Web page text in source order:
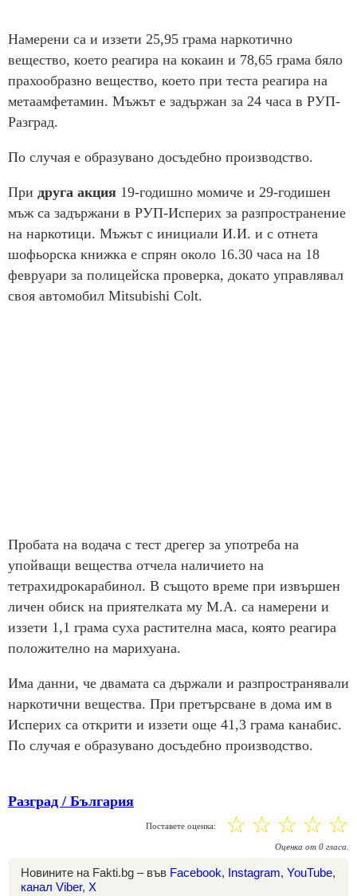
Намерени са и иззети 25,95 грама наркотично
вещество, което реагира на кокаин и 78,65 грама бяло
прахообразно вещество, което при теста реагира на
метаамфетамин. Мъжът е задържан за 24 часа в РУП-
Разград.
По случая е образувано досъдебно производство.
При друга акция 19-годишно момиче и 29-годишен
мъж са задържани в РУП-Исперих за разпространение
на наркотици. Мъжът с инициали И.И. и с отнета
шофьорска книжка е спрян около 16.30 часа на 18
февруари за полицейска проверка, докато управлявал
своя автомобил Mitsubishi Colt.
Пробата на водача с тест дрегер за употреба на
упойващи вещества отчела наличието на
тетрахидрокарабинол. В същото време при извършен
личен обиск на приятелката му М.А. са намерени и
иззети 1,1 грама суха растителна маса, която реагира
положително на марихуана.
Има данни, че двамата са държали и разпространявали
наркотични вещества. При претърсване в дома им в
Исперих са открити и иззети още 41,3 грама канабис.
По случая е образувано досъдебно производство.
Разград / България
Поставете оценка: ☆
☆
☆
☆
☆
Оценка от 0 гласа.
Новините на Fakti.bg – във Facebook, Instagram, YouTube,
канал Viber, X